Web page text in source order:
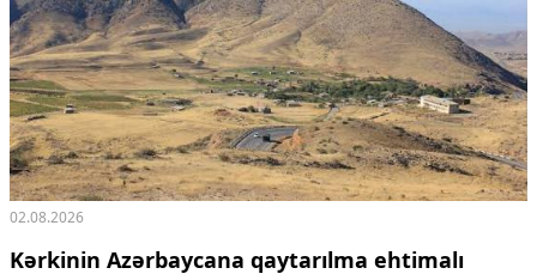
02.08.2026
Kərkinin Azərbaycana qaytarılma ehtimalı